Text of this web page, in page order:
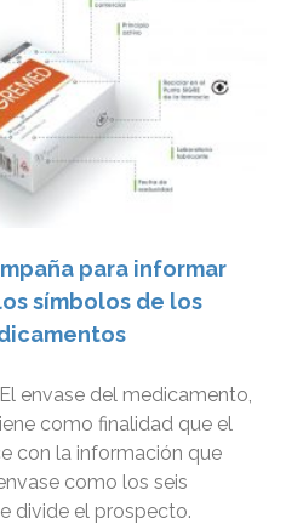
para informar
símbolos de los
envase del medicamento,
como finalidad que el
con la información que
como los seis
divide el prospecto.